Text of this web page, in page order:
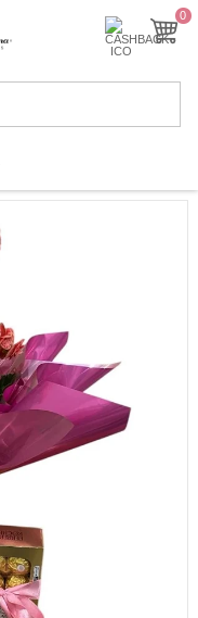
0
Shopping
Monte
sua
Cesta